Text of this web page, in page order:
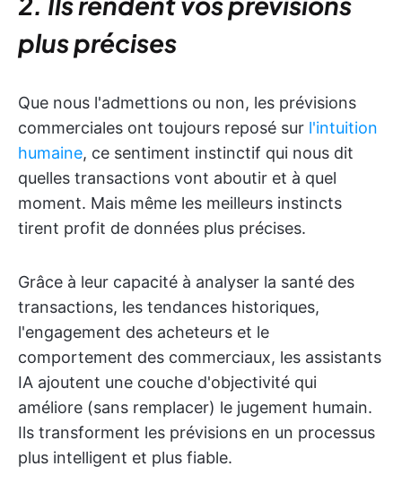
plus précises
Que nous l'admettions ou non, les prévisions
commerciales ont toujours reposé sur l'intuition
humaine, ce sentiment instinctif qui nous dit
quelles transactions vont aboutir et à quel
moment. Mais même les meilleurs instincts
tirent profit de données plus précises.
Grâce à leur capacité à analyser la santé des
transactions, les tendances historiques,
l'engagement des acheteurs et le
comportement des commerciaux, les assistants
IA ajoutent une couche d'objectivité qui
améliore (sans remplacer) le jugement humain.
Ils transforment les prévisions en un processus
plus intelligent et plus fiable.